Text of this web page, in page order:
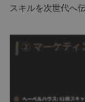
スキルを次世代へ